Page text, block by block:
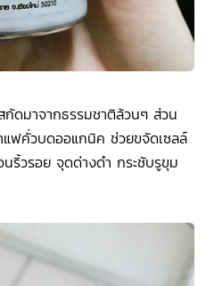
ดมาจากธรรมชาติล้วนๆ ส่วน
ฟคั่วบดออแกนิค ช่วยขจัดเซลล์
ริ้วรอย จุดด่างดำ กระชับรูขุม